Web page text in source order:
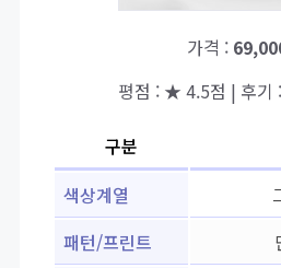
가격 :
평점 : ★ 4.5점 | 후기
구분
색상계열
패턴/프린트